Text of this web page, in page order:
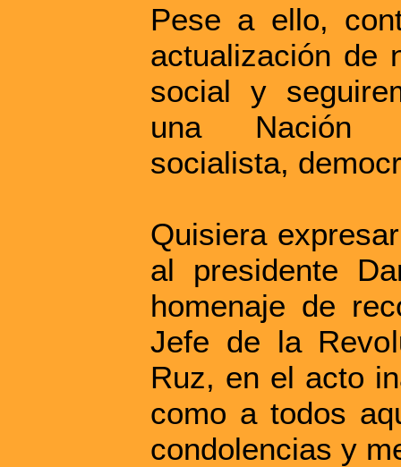
Pese a ello,
actualización de
social y
una Nación
socialista,
Quisiera
al presidente
homenaje de
Jefe de la
Ruz, en el acto
como a todos
condolencias y